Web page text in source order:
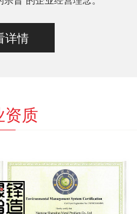
详情
资质